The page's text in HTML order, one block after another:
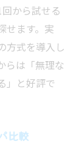
から試せる
せます。実
方式を導入し
らは「無理な
」と好評で
比較